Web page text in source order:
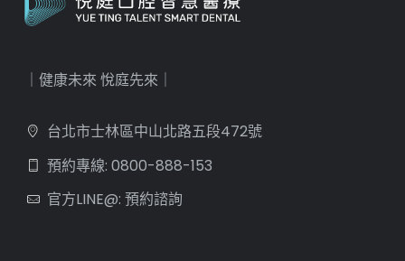
｜健康未來 悅庭先來｜
台北市士林區中山北路五段472號
預約專線: 0800-888-153
官方LINE@: 預約諮詢